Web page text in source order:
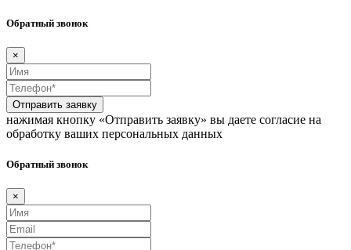
Обратный звонок
×
Отправить заявку
нажимая кнопку «Отправить заявку» вы даете согласие на
обработку ваших персональных данных
Обратный звонок
×